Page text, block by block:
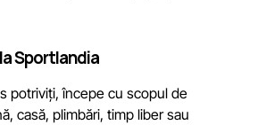
Sportlandia
potriviți, începe cu scopul de
casă, plimbări, timp liber sau